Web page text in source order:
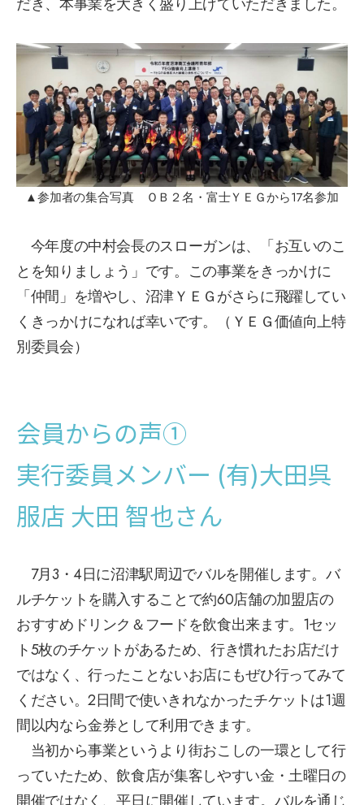
▲参加者の集合写真 ＯＢ２名・富士ＹＥＧから17名参加
今年度の中村会長のスローガンは、「お互いのこ
とを知りましょう」です。この事業をきっかけに
「仲間」を増やし、沼津ＹＥＧがさらに飛躍してい
くきっかけになれば幸いです。（ＹＥＧ価値向上特
別委員会）
会員からの声①
実行委員メンバー (有)大田呉
服店 大田 智也さん
7月3・4日に沼津駅周辺でバルを開催します。バ
ルチケットを購入することで約60店舗の加盟店の
おすすめドリンク＆フードを飲食出来ます。1セッ
ト5枚のチケットがあるため、行き慣れたお店だけ
ではなく、行ったことないお店にもぜひ行ってみて
ください。2日間で使いきれなかったチケットは1週
間以内なら金券として利用できます。
当初から事業というより街おこしの一環として行
っていたため、飲食店が集客しやすい金・土曜日の